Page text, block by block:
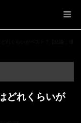
どれくらいが